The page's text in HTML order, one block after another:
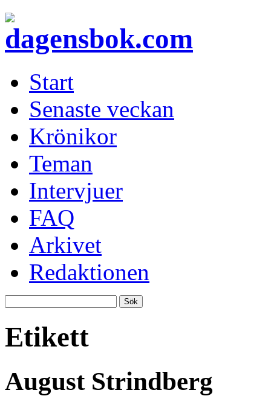
Start
Senaste veckan
Krönikor
Teman
Intervjuer
FAQ
Arkivet
Redaktionen
Etikett
August Strindberg